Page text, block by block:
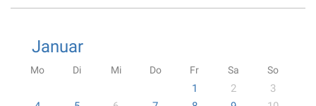
Januar
Mo Di Mi Do Fr Sa So
1 2
3